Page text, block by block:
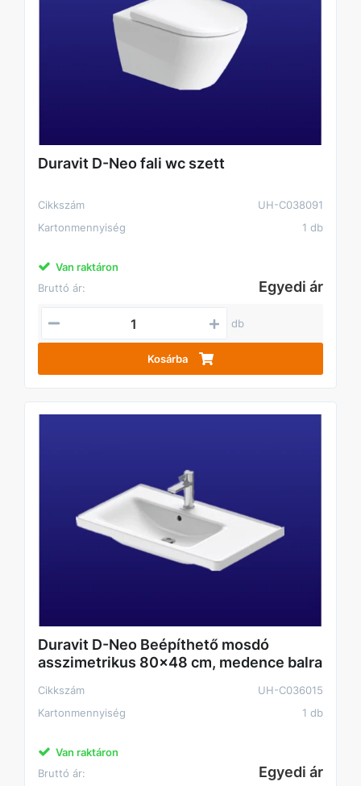
Duravit D-Neo fali wc szett
Cikkszám
UH-C038091
Kartonmennyiség
1 db
Van raktáron
Bruttó ár:
Egyedi ár
db
Kosárba
Duravit D-Neo Beépíthető mosdó
asszimetrikus 80x48 cm, medence balra
Cikkszám
UH-C036015
Kartonmennyiség
1 db
Van raktáron
Bruttó ár:
Egyedi ár